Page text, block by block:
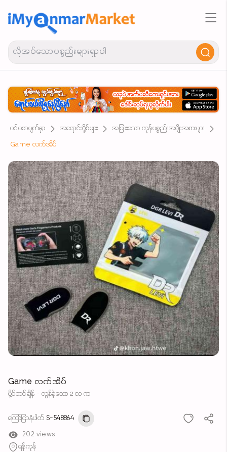
ပင်မစာမျက်နှာ အရောင်းပို့စ်များ
အခြားသော ကုန်ပစ္စည်းအမျိုးအစားများ
Game လက်အိပ်
Game လက်အိပ်
ပို့စ်တင်ချိန် - လွန်ခဲ့သော 2 လ က
ကြော်ငြာနံပါတ် S-548864
202 views
ရန်ကုန်